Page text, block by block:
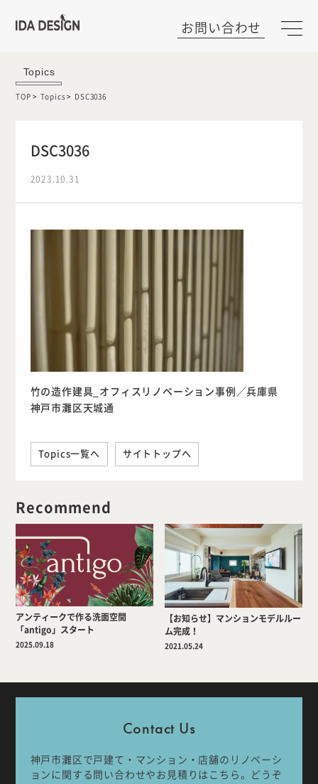
お問い合わせ
Topics
TOP Topics DSC3036
DSC3036
2023.10.31
竹の造作建具_オフィスリノベーション事例／兵庫県
神戸市灘区天城通
Topics一覧へ サイトトップへ
Recommend
アンティークで作る洗面空間
「antigo」スタート
2025.09.18
【お知らせ】マンションモデルルー
ム完成！
2021.05.24
Contact Us
神戸市灘区で戸建て・マンション・店舗のリノベーシ
ョンに関する問い合わせやお見積りはこちら。どうぞ
Company
Works
Work Flow
Journal
Topics